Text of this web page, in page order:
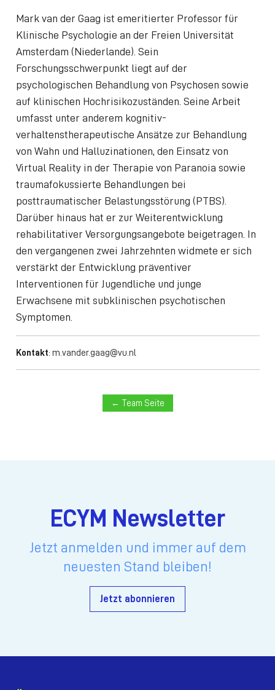
Mark van der Gaag ist emeritierter Professor für
Klinische Psychologie an der Freien Universität
Amsterdam (Niederlande). Sein
Forschungsschwerpunkt liegt auf der
psychologischen Behandlung von Psychosen sowie
auf klinischen Hochrisikozuständen. Seine Arbeit
umfasst unter anderem kognitiv-
verhaltenstherapeutische Ansätze zur Behandlung
von Wahn und Halluzinationen, den Einsatz von
Virtual Reality in der Therapie von Paranoia sowie
traumafokussierte Behandlungen bei
posttraumatischer Belastungsstörung (PTBS).
Darüber hinaus hat er zur Weiterentwicklung
rehabilitativer Versorgungsangebote beigetragen. In
den vergangenen zwei Jahrzehnten widmete er sich
verstärkt der Entwicklung präventiver
Interventionen für Jugendliche und junge
Erwachsene mit subklinischen psychotischen
Symptomen.
Kontakt: m.vander.gaag@vu.nl
← Team Seite
ECYM Newsletter
Jetzt anmelden und immer auf dem
neuesten Stand bleiben!
Jetzt abonnieren